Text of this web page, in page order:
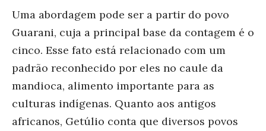
Uma abordagem pode ser a partir do povo
Guarani, cuja a principal base da contagem é o
cinco. Esse fato está relacionado com um
padrão reconhecido por eles no caule da
mandioca, alimento importante para as
culturas indígenas. Quanto aos antigos
africanos, Getúlio conta que diversos povos